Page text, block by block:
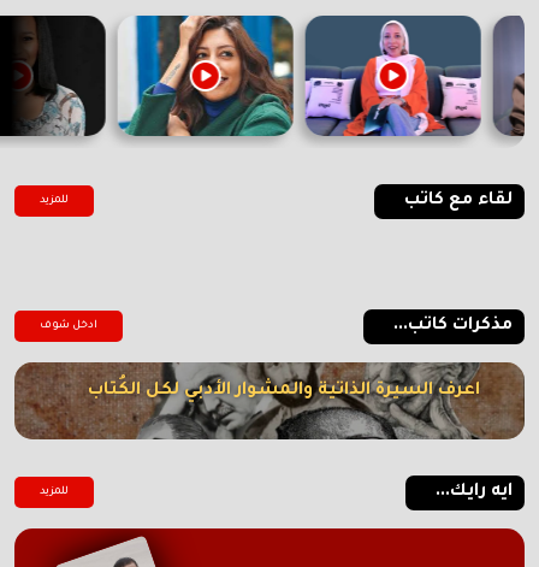
لقاء مع كاتب للمزيد
مذكرات كاتب... ادخل شوف
اعرف السيرة الذاتية والمشوار الأدبي لكل الكُتاب
ايه رايك... للمزيد